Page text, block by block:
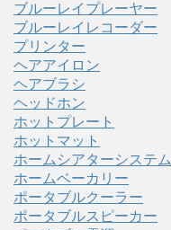
ブルーレイプレーヤー
ブルーレイレコーダー
プリンター
ヘアアイロン
ヘアブラシ
ヘッドホン
ホットプレート
ホットマット
ホームシアターシステム
ホームベーカリー
ポータブルクーラー
ポータブルスピーカー